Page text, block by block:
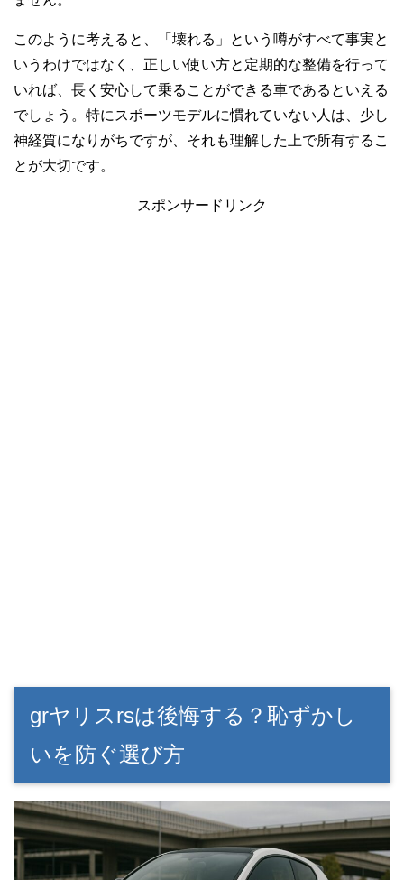
このように考えると、「壊れる」という噂がすべて事実と
いうわけではなく、正しい使い方と定期的な整備を行って
いれば、長く安心して乗ることができる車であるといえる
でしょう。特にスポーツモデルに慣れていない人は、少し
神経質になりがちですが、それも理解した上で所有するこ
とが大切です。
スポンサードリンク
grヤリスrsは後悔する？恥ずかし
いを防ぐ選び方